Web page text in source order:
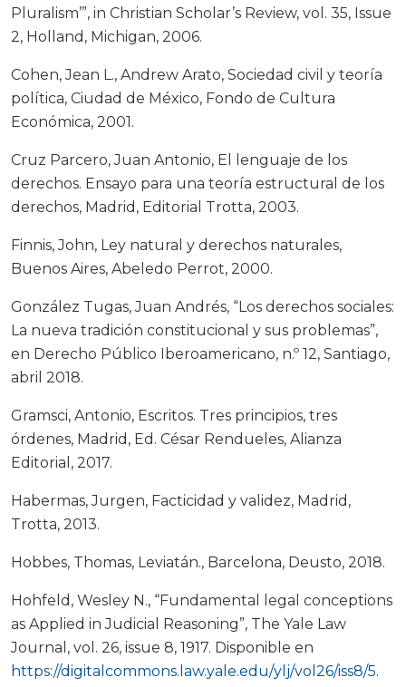
Pluralism’”, in Christian Scholar’s Review, vol. 35, Issue
2, Holland, Michigan, 2006.
Cohen, Jean L., Andrew Arato, Sociedad civil y teoría
política, Ciudad de México, Fondo de Cultura
Económica, 2001.
Cruz Parcero, Juan Antonio, El lenguaje de los
derechos. Ensayo para una teoría estructural de los
derechos, Madrid, Editorial Trotta, 2003.
Finnis, John, Ley natural y derechos naturales,
Buenos Aires, Abeledo Perrot, 2000.
González Tugas, Juan Andrés, “Los derechos sociales:
La nueva tradición constitucional y sus problemas”,
en Derecho Público Iberoamericano, n.º 12, Santiago,
abril 2018.
Gramsci, Antonio, Escritos. Tres principios, tres
órdenes, Madrid, Ed. César Rendueles, Alianza
Editorial, 2017.
Habermas, Jurgen, Facticidad y validez, Madrid,
Trotta, 2013.
Hobbes, Thomas, Leviatán., Barcelona, Deusto, 2018.
Hohfeld, Wesley N., “Fundamental legal conceptions
as Applied in Judicial Reasoning”, The Yale Law
Journal, vol. 26, issue 8, 1917. Disponible en
https://digitalcommons.law.yale.edu/ylj/vol26/iss8/5.